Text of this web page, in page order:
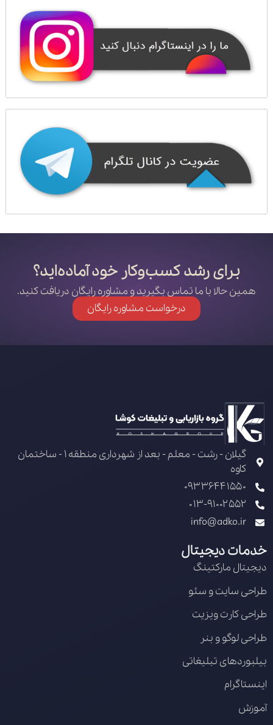
برای رشد کسب‌وکار خود آماده‌اید؟
همین حالا با ما تماس بگیرید و مشاوره رایگان دریافت کنید.
درخواست مشاوره رایگان
گیلان - رشت - معلم - بعد از شهرداری منطقه 1 - ساختمان
کاوه
09336441550
013-91002552
info@adko.ir
خدمات دیجیتال
دیجیتال مارکتینگ
طراحی سایت و سئو
طراحی کارت ویزیت
طراحی لوگو و بنر
بیلبوردهای تبلیغاتی
اینستاگرام
آموزش